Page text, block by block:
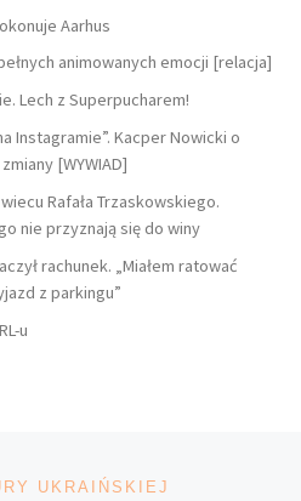
Aarhus
animowanych emocji [relacja]
Lech z Superpucharem!
Instagramie”. Kacper Nowicki o
[WYWIAD]
Rafała Trzaskowskiego.
nie przyznają się do winy
rachunek. „Miałem ratować
z parkingu”
u
UKRAIŃSKIEJ